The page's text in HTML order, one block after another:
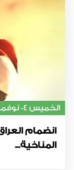
الخميس 04 نوفمبر
انضمام
المناخية...